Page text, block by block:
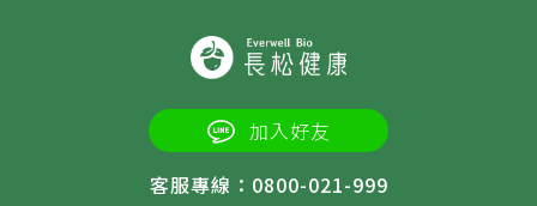
加入好友
客服專線：0800-021-999